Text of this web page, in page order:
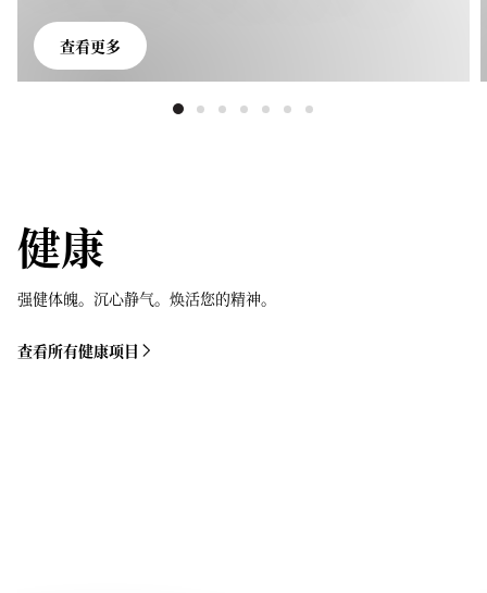
查看更多
健康
强健体魄。沉心静气。焕活您的精神。
查看所有健康项目